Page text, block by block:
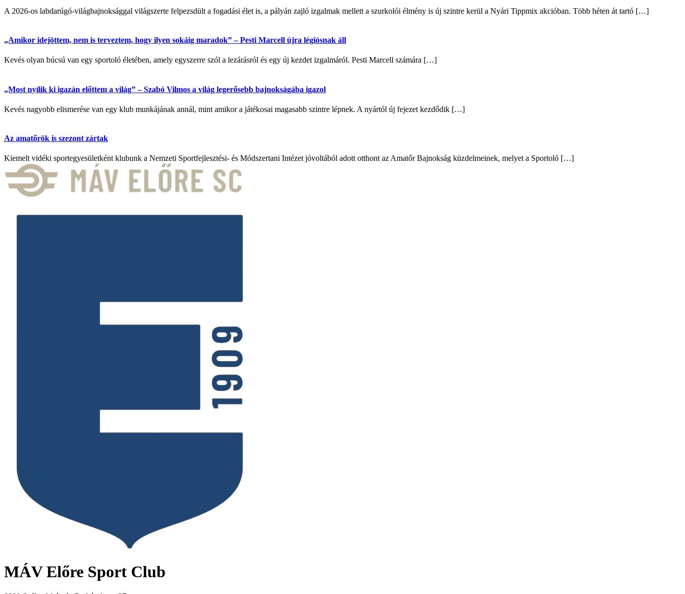
A 2026-os labdarúgó-világbajnoksággal világszerte felpezsdült a fogadási élet is, a pályán zajló izgalmak mellett a szurkolói élmény is új szintre kerül a Nyári Tippmix akcióban. Több héten át tartó […]
„Amikor idejöttem, nem is terveztem, hogy ilyen sokáig maradok” – Pesti Marcell újra légiósnak áll
Kevés olyan búcsú van egy sportoló életében, amely egyszerre szól a lezárásról és egy új kezdet izgalmáról. Pesti Marcell számára […]
„Most nyílik ki igazán előttem a világ” – Szabó Vilmos a világ legerősebb bajnokságába igazol
Kevés nagyobb elismerése van egy klub munkájának annál, mint amikor a játékosai magasabb szintre lépnek. A nyártól új fejezet kezdődik […]
Az amatőrök is szezont zártak
Kiemelt vidéki sportegyesületként klubunk a Nemzeti Sportfejlesztési- és Módszertani Intézet jóvoltából adott otthont az Amatőr Bajnokság küzdelmeinek, melyet a Sportoló […]
MÁV Előre Sport Club